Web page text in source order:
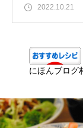
2022.10.21
にほんブログ